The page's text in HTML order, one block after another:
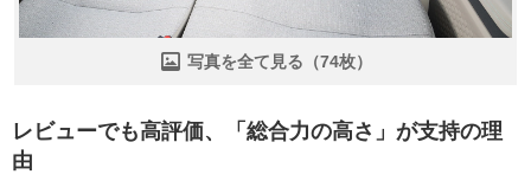
写真を全て見る（74枚）
レビューでも高評価、「総合力の高さ」が支持の理
由